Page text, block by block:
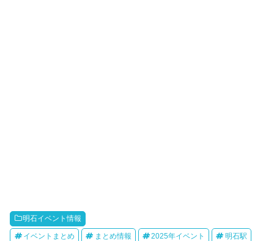
明石イベント情報
イベントまとめ まとめ情報 2025年イベント 明石駅